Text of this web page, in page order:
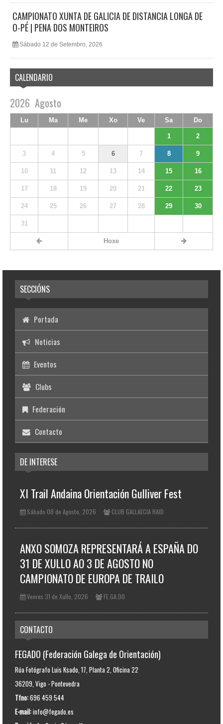
CAMPIONATO XUNTA DE GALICIA DE DISTANCIA LONGA DE
O-PÉ | PENA DOS MONTEIROS
Sábado 12 de Setembro, 2026
CALENDARIO
2026 Agosto
Lu Ma Me Xo Ve Sa Do
1 2
3 4 5 6 7 8 9
10 11 12 13 14 15 16
17 18 19 20 21 22 23
24 25 26 27 28 29 30
31
Hoxe
SECCIÓNS
Portada
Noticias
Eventos
Clubs
Federación
Contacto
DE INTERESE
XI Trail Andaina Orientación Gulliver Fest
Sábado 08 de Agosto, 2026 CLUB GALLAECIA RAID
ANXO SOMOZA REPRESENTARÁ A ESPAÑA DO
31 DE XULLO AO 3 DE AGOSTO NO
CAMPIONATO DE EUROPA DE TRAILO
Venres 31 de Xullo, 2026 FE.GA.DO
CONTACTO
FEGADO (Federación Galega de Orientación)
Rúa Fotógrafo Luis Ksado, 17, Planta 2, Oficina 22
36209, Vigo - Pontevedra
Tfno:696 459 544
E-mail:info@fegado.es